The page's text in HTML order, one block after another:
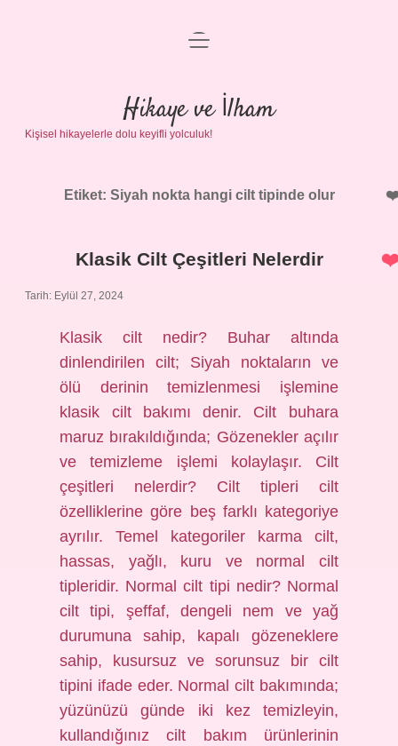
Anasayfa
Gizlilik Politikası
Yasal Uyarı
menüyü
Hikaye ve İlham
Kişisel hikayelerle dolu keyifli yolculuk!
Etiket: Siyah nokta hangi cilt tipinde olur
Klasik Cilt Çeşitleri Nelerdir
Tarih: Eylül 27, 2024
Klasik cilt nedir? Buhar altında
dinlendirilen cilt; Siyah noktaların ve
ölü derinin temizlenmesi işlemine
klasik cilt bakımı denir. Cilt buhara
maruz bırakıldığında; Gözenekler açılır
ve temizleme işlemi kolaylaşır. Cilt
çeşitleri nelerdir? Cilt tipleri cilt
özelliklerine göre beş farklı kategoriye
ayrılır. Temel kategoriler karma cilt,
hassas, yağlı, kuru ve normal cilt
tipleridir. Normal cilt tipi nedir? Normal
cilt tipi, şeffaf, dengeli nem ve yağ
durumuna sahip, kapalı gözeneklere
sahip, kusursuz ve sorunsuz bir cilt
tipini ifade eder. Normal cilt bakımında;
yüzünüzü günde iki kez temizleyin,
kullandığınız cilt bakım ürünlerinin